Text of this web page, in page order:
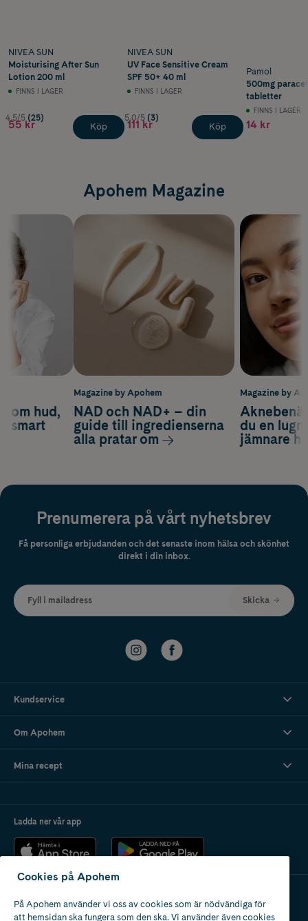
NIVEA SUN
Moisturising After Sun
Lotion 200 ml
FINNS I LAGER
4.5/5 (25)
55 kr Köp
NIVEA SUN
UV Face Sensitive Cream
SPF 50+ 40 ml
FINNS I LAGER
5.0/5 (3)
111 kr Köp
Pamol
500mg
tabletter
FINNS I LAGER
14 kr
Apohem Magazine
Magazine by
du en
jämnare
om hud,
smart
Magazine by Apohem
NAD och NAD+ – din
guide till ingredienserna
alla pratar om
Prenumerera på vårt nyhetsbrev
Få personliga erbjudanden och det senaste inom hälsa och skönhet
direkt i din inbox.
Fyll i mailadress Skicka
Kundservice
Om Apohem
Mina recept
Ladda ner vår app
Apotek med tillstånd
av Läkemedelsverket
Cookies på Apohem
På Apohem använder vi oss av cookies som är nödvändiga för
att hemsidan ska fungera som den ska. Vi använder även cookies